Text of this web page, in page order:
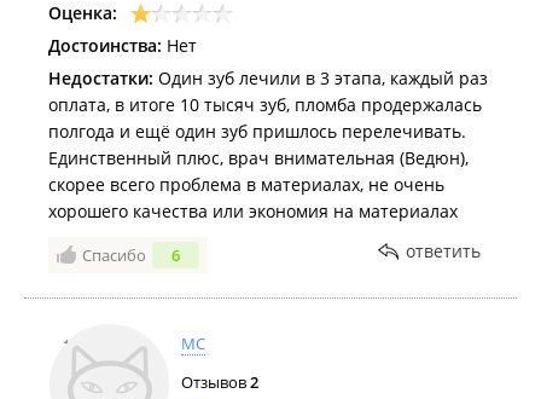
Оценка:
Достоинства: Нет
Недостатки: Один зуб лечили в 3 этапа, каждый раз
оплата, в итоге 10 тысяч зуб, пломба продержалась
полгода и ещё один зуб пришлось перелечивать.
Единственный плюс, врач внимательная (Ведюн),
скорее всего проблема в материалах, не очень
хорошего качества или экономия на материалах
Спасибо 6 ответить
МС
Отзывов2